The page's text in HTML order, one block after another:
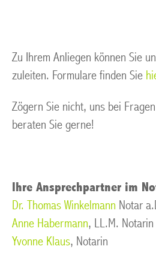
Zu Ihrem Anliegen können Sie
zuleiten. Formulare finden Sie
Zögern Sie nicht, uns bei
beraten Sie gerne!
Ihre Ansprechpartner im
Dr. Thomas Winkelmann Notar
Anne Habermann, LL.M. Notarin
Yvonne Klaus, Notarin